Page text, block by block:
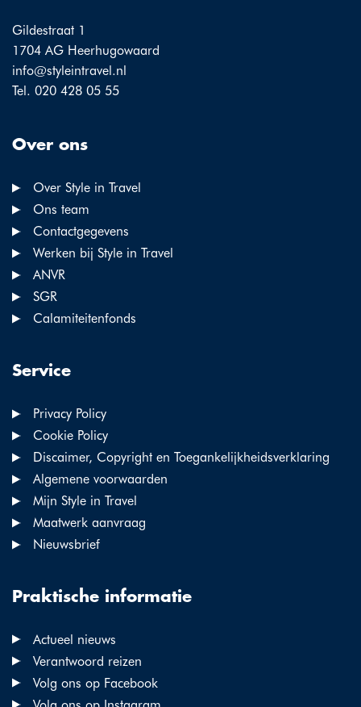
Gildestraat 1
1704 AG Heerhugowaard
info@styleintravel.nl
Tel. 020 428 05 55
Over ons
Over Style in Travel
Ons team
Contactgegevens
Werken bij Style in Travel
ANVR
SGR
Calamiteitenfonds
Service
Privacy Policy
Cookie Policy
Discaimer, Copyright en Toegankelijkheidsverklaring
Algemene voorwaarden
Mijn Style in Travel
Maatwerk aanvraag
Nieuwsbrief
Praktische informatie
Actueel nieuws
Verantwoord reizen
Volg ons op Facebook